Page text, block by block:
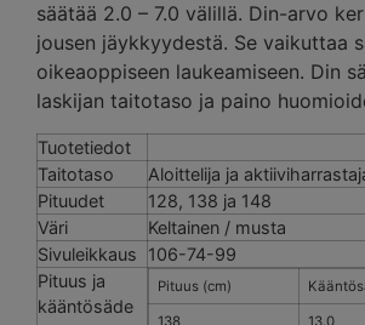
säätää 2.0 – 7.0 välillä. Din-arvo
jousen jäykkyydestä. Se vaikuttaa
oikeaoppiseen laukeamiseen. Din
laskijan taitotaso ja paino
Tuotetiedot
Taitotaso
Aloittelija ja
Pituudet
128, 138 ja 148
Väri
Keltainen / musta
Sivuleikkaus
106-74-99
Pituus ja
kääntösäde
Pituus (cm)
138 13.0